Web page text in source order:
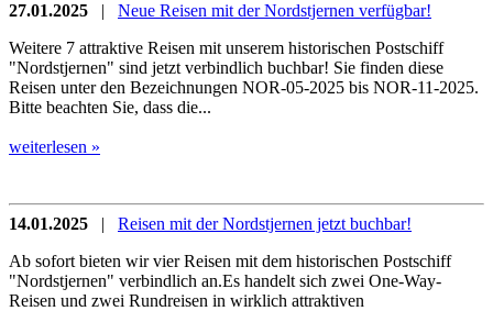
27.01.2025 | Neue Reisen mit der Nordstjernen verfügbar!
Weitere 7 attraktive Reisen mit unserem historischen Postschiff
"Nordstjernen" sind jetzt verbindlich buchbar! Sie finden diese
Reisen unter den Bezeichnungen NOR-05-2025 bis NOR-11-2025.
Bitte beachten Sie, dass die...
weiterlesen »
14.01.2025 | Reisen mit der Nordstjernen jetzt buchbar!
Ab sofort bieten wir vier Reisen mit dem historischen Postschiff
"Nordstjernen" verbindlich an.Es handelt sich zwei One-Way-
Reisen und zwei Rundreisen in wirklich attraktiven